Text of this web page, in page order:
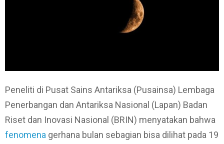
Peneliti di Pusat Sains Antariksa (Pusainsa) Lembaga
Penerbangan dan Antariksa Nasional (Lapan) Badan
Riset dan Inovasi Nasional (BRIN) menyatakan bahwa
fenomena gerhana bulan sebagian bisa dilihat pada 19